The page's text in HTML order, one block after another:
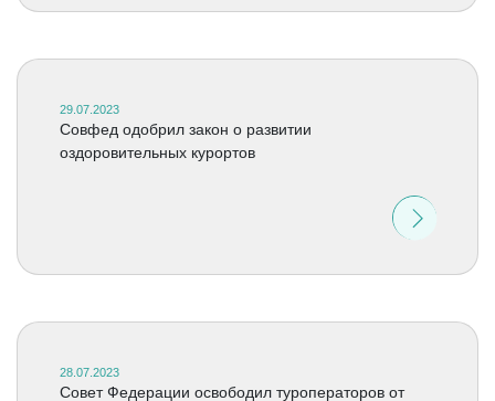
29.07.2023
Совфед одобрил закон о развитии
оздоровительных курортов
28.07.2023
Совет Федерации освободил туроператоров от